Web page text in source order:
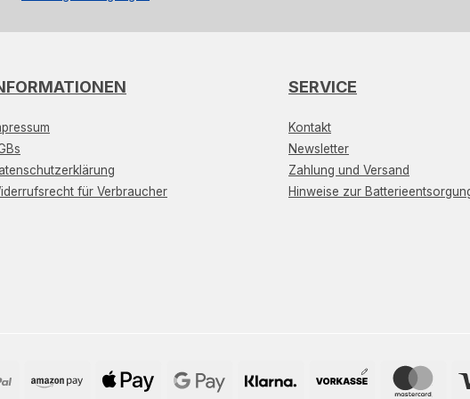
für Verbraucher
SERVICE
Kontakt
Newsletter
Zahlung und Versand
Hinweise zur